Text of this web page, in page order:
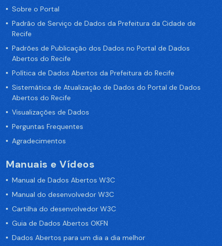
Sobre o Portal
Padrão de Serviço de Dados da Prefeitura da Cidade de
Recife
Padrões de Publicação dos Dados no Portal de Dados
Abertos do Recife
Política de Dados Abertos da Prefeitura do Recife
Sistemática de Atualização de Dados do Portal de Dados
Abertos do Recife
Visualizações de Dados
Perguntas Frequentes
Agradecimentos
Manuais e Vídeos
Manual de Dados Abertos W3C
Manual do desenvolvedor W3C
Cartilha do desenvolvedor W3C
Guia de Dados Abertos OKFN
Dados Abertos para um dia a dia melhor